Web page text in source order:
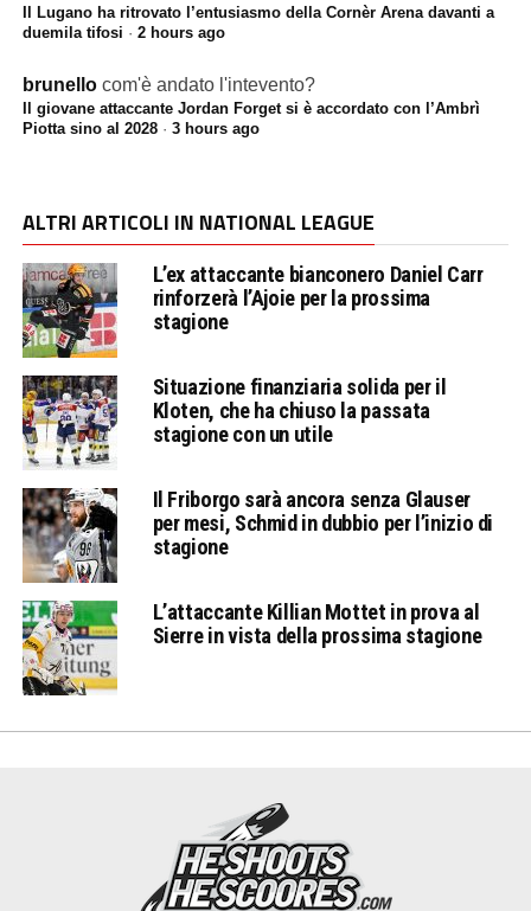
Il Lugano ha ritrovato l’entusiasmo della Cornèr Arena davanti a
duemila tifosi · 2 hours ago
brunello com'è andato l'intevento?
Il giovane attaccante Jordan Forget si è accordato con l’Ambrì
Piotta sino al 2028· 3 hours ago
ALTRI ARTICOLI IN NATIONAL LEAGUE
L’ex attaccante bianconero Daniel Carr
rinforzerà l’Ajoie per la prossima
stagione
Situazione finanziaria solida per il
Kloten, che ha chiuso la passata
stagione con un utile
Il Friborgo sarà ancora senza Glauser
per mesi, Schmid in dubbio per l’inizio di
stagione
L’attaccante Killian Mottet in prova al
Sierre in vista della prossima stagione